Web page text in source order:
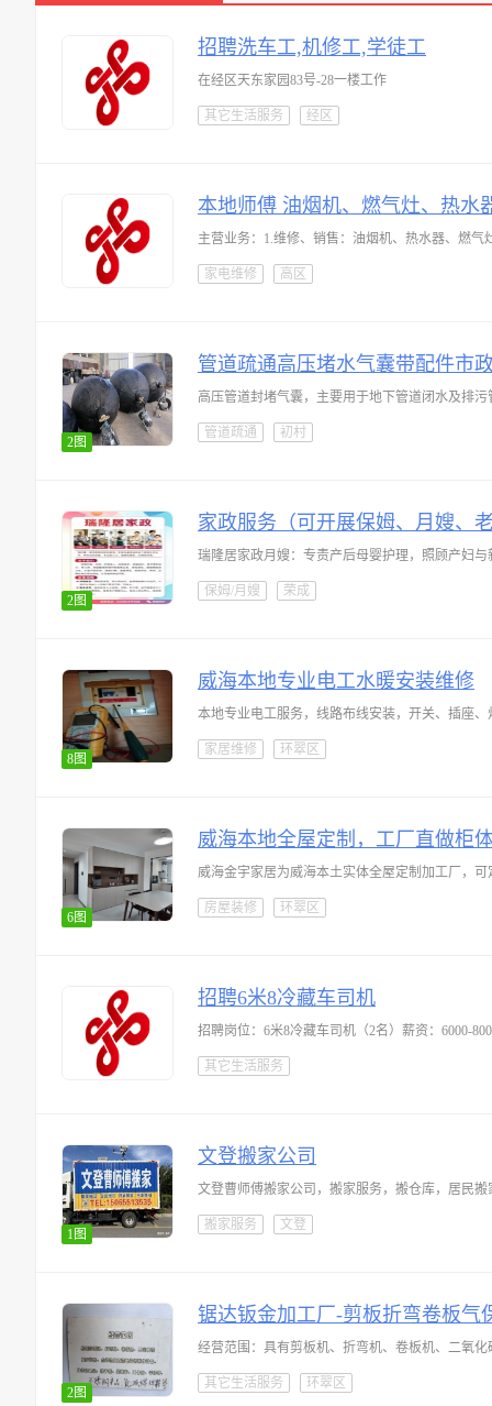
招聘洗车工,机修工,学徒工
在经区天东家园83号-28一楼工作
其它生活服务 经区
本地师傅 油烟机、燃气灶、热水
主营业务：1.维修、销售：油烟机、热水器、燃
家电维修 高区
2图
管道疏通高压堵水气囊带配件市
高压管道封堵气囊，主要用于地下管道闭水及排
管道疏通 初村
2图
家政服务（可开展保姆、月嫂、
瑞隆居家政月嫂：专责产后母婴护理，照顾产妇
保姆/月嫂 荣成
8图
威海本地专业电工水暖安装维修
家居维修 环翠区
6图
威海本地全屋定制，工厂直做柜
威海金宇家居为威海本土实体全屋定制加工厂，
房屋装修 环翠区
招聘6米8冷藏车司机
其它生活服务
1图
文登搬家公司
搬家服务 文登
2图
锯达钣金加工厂-剪板折弯卷板气
经营范围：具有剪板机、折弯机、卷板机、二氧
其它生活服务 环翠区